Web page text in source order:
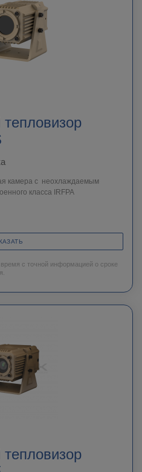
камера с неохлаждаемым
класса IRFPA
с точной информацией о сроке